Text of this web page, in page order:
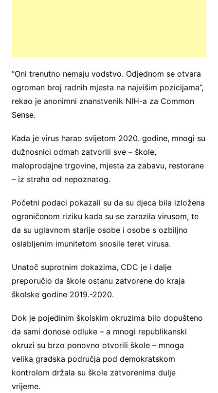
”Oni trenutno nemaju vodstvo. Odjednom se otvara
ogroman broj radnih mjesta na najvišim pozicijama”,
rekao je anonimni znanstvenik NIH-a za Common
Sense.
Kada je virus harao svijetom 2020. godine, mnogi su
dužnosnici odmah zatvorili sve – škole,
maloprodajne trgovine, mjesta za zabavu, restorane
– iz straha od nepoznatog.
Početni podaci pokazali su da su djeca bila izložena
ograničenom riziku kada su se zarazila virusom, te
da su uglavnom starije osobe i osobe s ozbiljno
oslabljenim imunitetom snosile teret virusa.
Unatoč suprotnim dokazima, CDC je i dalje
preporučio da škole ostanu zatvorene do kraja
školske godine 2019.-2020.
Dok je pojedinim školskim okruzima bilo dopušteno
da sami donose odluke – a mnogi republikanski
okruzi su brzo ponovno otvorili škole – mnoga
velika gradska područja pod demokratskom
kontrolom držala su škole zatvorenima dulje
vrijeme.